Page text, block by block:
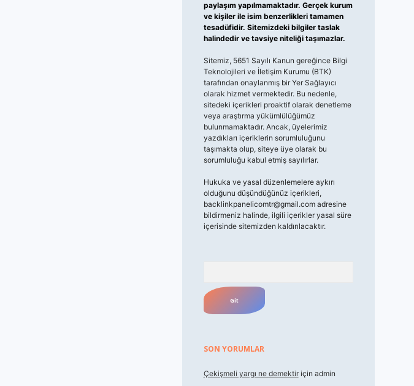
paylaşım yapılmamaktadır. Gerçek kurum
ve kişiler ile isim benzerlikleri tamamen
tesadüfidir. Sitemizdeki bilgiler taslak
halindedir ve tavsiye niteliği taşımazlar.
Sitemiz, 5651 Sayılı Kanun gereğince Bilgi
Teknolojileri ve İletişim Kurumu (BTK)
tarafından onaylanmış bir Yer Sağlayıcı
olarak hizmet vermektedir. Bu nedenle,
sitedeki içerikleri proaktif olarak denetleme
veya araştırma yükümlülüğümüz
bulunmamaktadır. Ancak, üyelerimiz
yazdıkları içeriklerin sorumluluğunu
taşımakta olup, siteye üye olarak bu
sorumluluğu kabul etmiş sayılırlar.
Hukuka ve yasal düzenlemelere aykırı
olduğunu düşündüğünüz içerikleri,
backlinkpanelicomtr@gmail.comadresine
bildirmeniz halinde, ilgili içerikler yasal süre
içerisinde sitemizden kaldırılacaktır.
SON YORUMLAR
Çekişmeli yargı ne demektiriçin admin